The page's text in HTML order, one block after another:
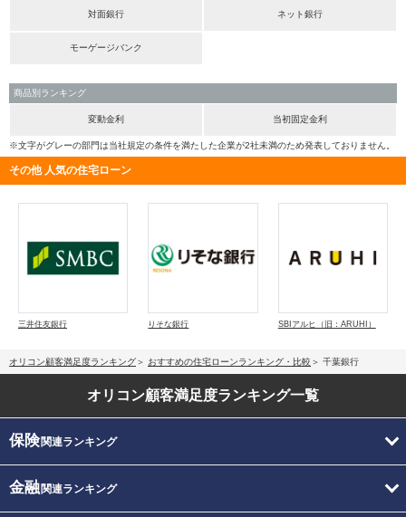
対面銀行 ネット銀行
モーゲージバンク
商品別ランキング
変動金利 当初固定金利
※文字がグレーの部門は当社規定の条件を満たした企業が2社未満のため発表しておりません。
その他 人気の住宅ローン
三井住友銀行 りそな銀行 SBIアルヒ（旧：ARUHI）
オリコン顧客満足度ランキング おすすめの住宅ローンランキング・比較 千葉銀行
オリコン顧客満足度ランキング一覧
保険関連ランキング
金融関連ランキング